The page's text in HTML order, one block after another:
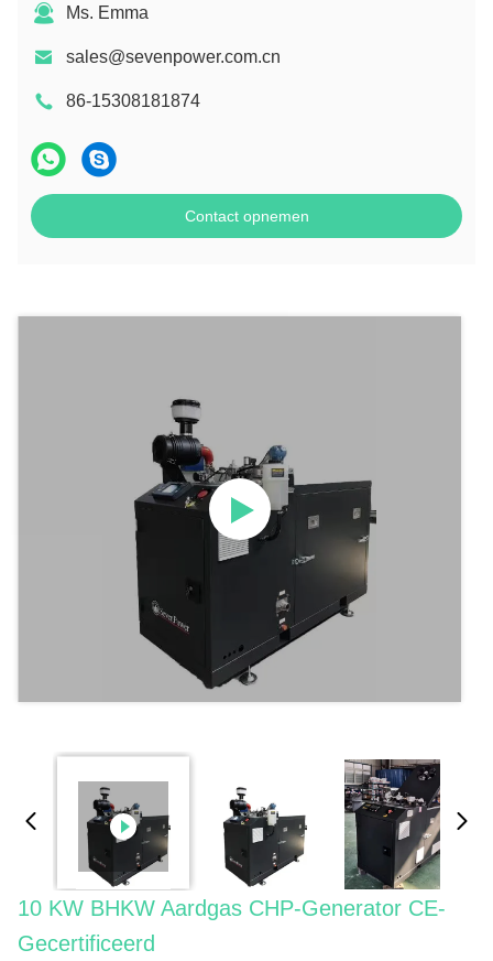
Ms. Emma
sales@sevenpower.com.cn
86-15308181874
Contact opnemen
10 KW BHKW Aardgas CHP-Generator CE-
Gecertificeerd